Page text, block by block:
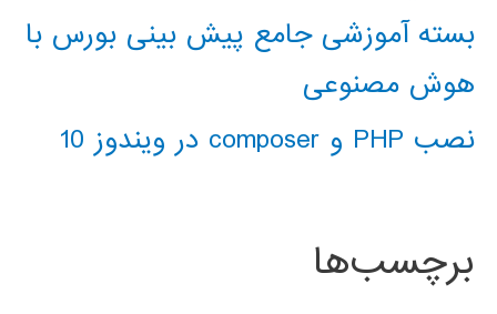
بسته آموزشی جامع پیش بینی بورس با
هوش مصنوعی
نصب PHP و composer در ویندوز 10
برچسب‌ها